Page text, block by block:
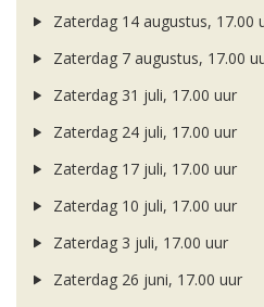
Zaterdag 14 augustus, 17.00
Zaterdag 7 augustus, 17.00
Zaterdag 31 juli, 17.00 uur
Zaterdag 24 juli, 17.00 uur
Zaterdag 17 juli, 17.00 uur
Zaterdag 10 juli, 17.00 uur
Zaterdag 3 juli, 17.00 uur
Zaterdag 26 juni, 17.00 uur